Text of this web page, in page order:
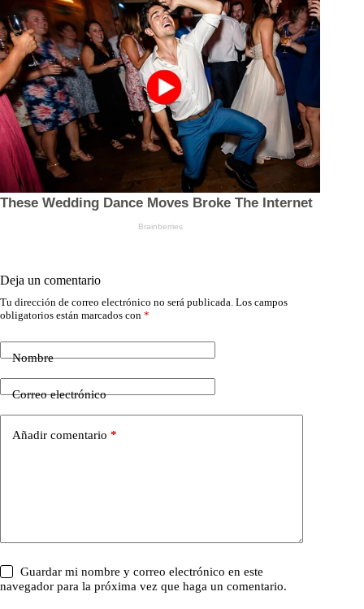
Deja un comentario
Tu dirección de correo electrónico no será publicada. Los campos
obligatorios están marcados con *
Nombre
Correo electrónico
Añadir comentario *
Guardar mi nombre y correo electrónico en este
navegador para la próxima vez que haga un comentario.